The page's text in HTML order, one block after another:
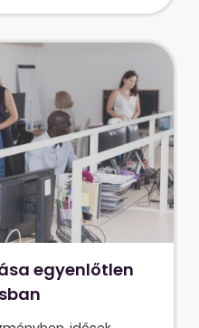
egyenlőtlen